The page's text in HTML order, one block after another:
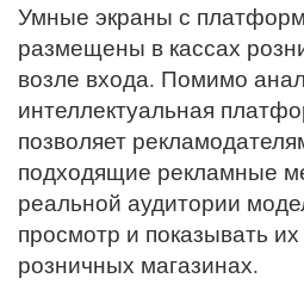
Умные экраны с
размещены в кассах
возле входа. Помимо
интеллектуальная
позволяет
подходящие рекламные
реальной аудитории
просмотр и показывать
розничных магазинах.